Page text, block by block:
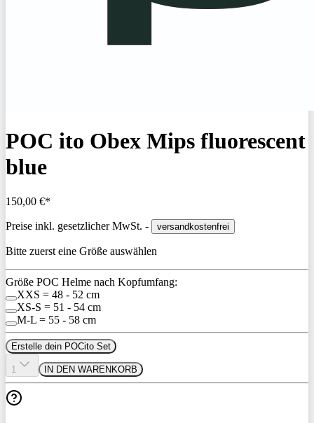
POC ito Obex Mips fluorescent
blue
150,00 €*
Preise inkl. gesetzlicher MwSt. - versandkostenfrei
Bitte zuerst eine Größe auswählen
Größe POC Helme nach Kopfumfang:
XXS = 48 - 52 cm
XS-S = 51 - 54 cm
M-L = 55 - 58 cm
Erstelle dein POCito Set
1 IN DEN WARENKORB